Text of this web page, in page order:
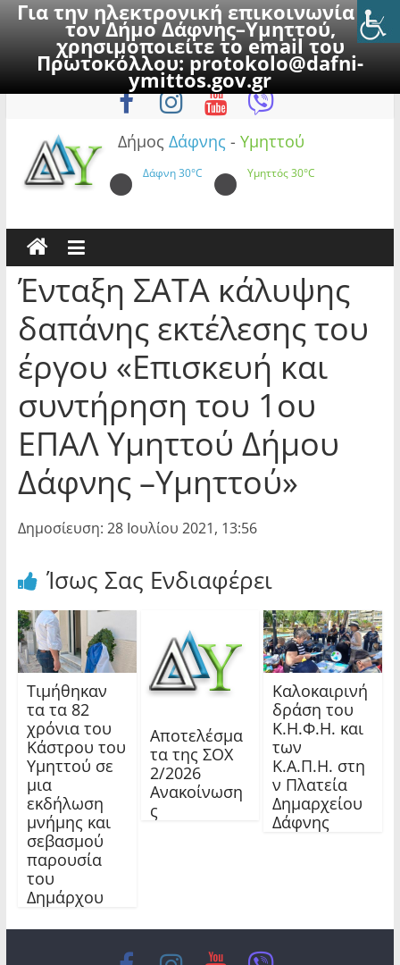
Για την ηλεκτρονική επικοινωνία με
τον Δήμο Δάφνης–Υμηττού,
χρησιμοποιείτε το email του
Πρωτοκόλλου:protokolo@dafni-
ymittos.gov.gr
to
Πέμπτη, 6 Αυγούστου 2026
Δήμος Δάφνης - Υμηττού
Δάφνη30°C Υμηττός30°C
Ένταξη ΣΑΤΑ κάλυψης
δαπάνης εκτέλεσης του
έργου «Επισκευή και
συντήρηση του 1ου
ΕΠΑΛ Υμηττού Δήμου
Δάφνης –Υμηττού»
Δημοσίευση: 28 Ιουλίου 2021, 13:56
Ίσως Σας Ενδιαφέρει
Τιμήθηκαν
τα τα 82
χρόνια του
Κάστρου του
Υμηττού σε
μια
εκδήλωση
μνήμης και
σεβασμού
παρουσία
του
Δημάρχου
Αποτελέσμα
τα της ΣΟΧ
2/2026
Ανακοίνωση
ς
Καλοκαιρινή
δράση του
Κ.Η.Φ.Η. και
των
Κ.Α.Π.Η. στη
ν Πλατεία
Δημαρχείου
Δάφνης